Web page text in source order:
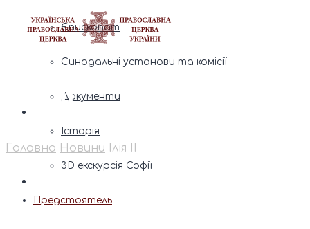
Єпископат
Синодальні установи та комісії
Документи
Історія
3D екскурсія Софії
Предстоятель
Ілія ІІ
Головна Новини Ілія ІІ